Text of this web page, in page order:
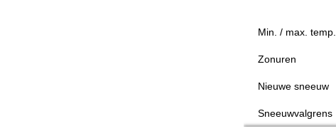
Min. / max. temp.
Zonuren
Nieuwe sneeuw
Sneeuwvalgrens